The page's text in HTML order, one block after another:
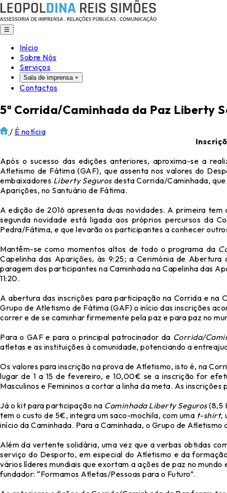
☰
Início
Sobre Nós
Serviços
Sala de imprensa +
Contactos
5ª Corrida/Caminhada da Paz Liberty
/ É notícia
Após o sucesso das edições anteriores, aproxima-se a
Atletismo de Fátima (GAF), que assenta nos valores do
embaixadores Liberty Segurosdesta Corrida/Caminhada, que
Aparições, no Santuário de Fátima.
A edição de 2016 apresenta duas novidades. A primeira
segunda novidade está ligada aos próprios percursos da
Pedra/Fátima, e que levarão os participantes a conhecer
Mantêm-se como momentos altos de todo o programa da
Capelinha das Aparições, às 9:25; a Cerimónia de
paragem dos participantes na Caminhada na Capelinha das
11:20.
A abertura das inscrições para participação na Corrida e na
Grupo de Atletismo de Fátima (GAF) o início das inscrições
correr e de se caminhar firmemente pela paz e para paz no
Para o GAF e para o principal patrocinador da Corrida/
atletas e as instituições à comunidade, potenciando a
Os valores para inscrição na prova de Atletismo, isto é, na
lugar de 1 a 15 de fevereiro, e 10,00€ se a inscrição for
Masculinos e Femininos a cortar a linha da meta. As
Já o kit para participação na Caminhada Liberty Seguros(8,5
tem o custo de 5€, integra um saco-mochila, com uma t-shirt,
início da Caminhada. Para a Caminhada, o Grupo de
Além da vertente solidária, uma vez que a verbas obtidas
serviço do Desporto, em especial do Atletismo e da
vários líderes mundiais que exortam a ações de paz no
fundador: “Formamos Atletas/Pessoas para o Futuro”.